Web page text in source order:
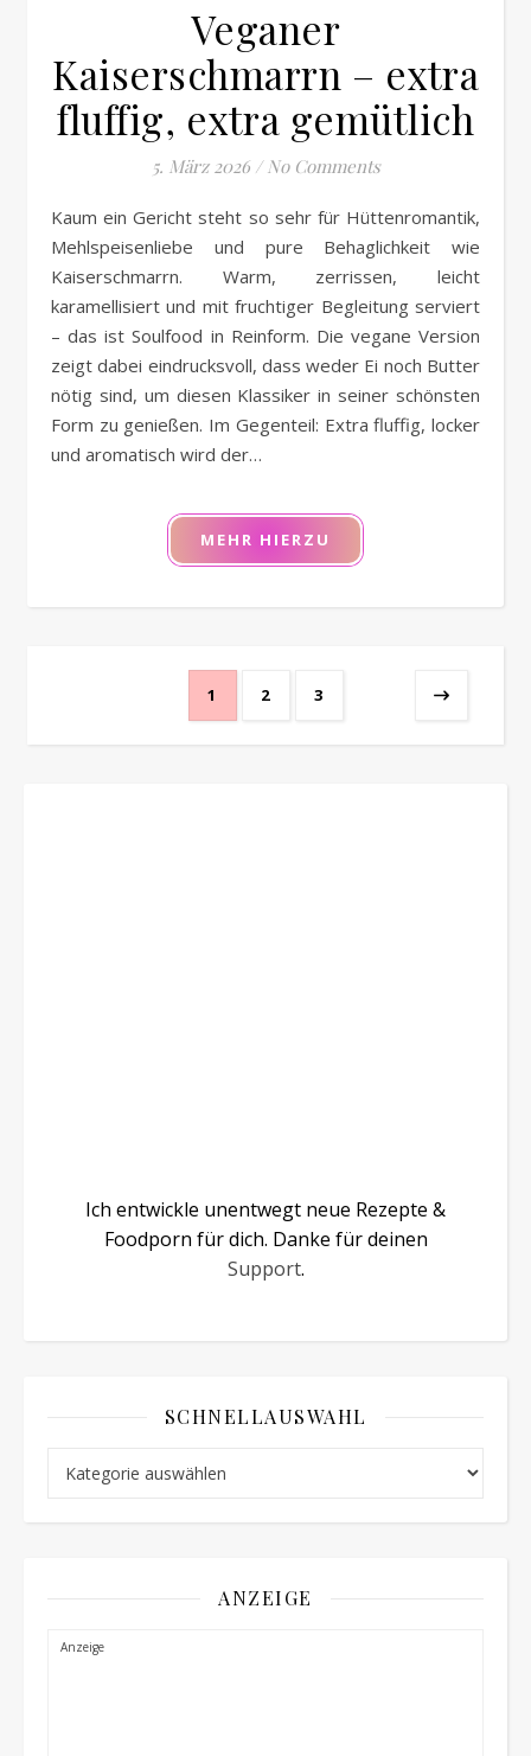
Veganer
Kaiserschmarrn – extra
fluffig, extra gemütlich
5. März 2026 / No Comments
Kaum ein Gericht steht so sehr für Hüttenromantik,
Mehlspeisenliebe und pure Behaglichkeit wie
Kaiserschmarrn. Warm, zerrissen, leicht
karamellisiert und mit fruchtiger Begleitung serviert
– das ist Soulfood in Reinform. Die vegane Version
zeigt dabei eindrucksvoll, dass weder Ei noch Butter
nötig sind, um diesen Klassiker in seiner schönsten
Form zu genießen. Im Gegenteil: Extra fluffig, locker
und aromatisch wird der…
MEHR HIERZU
1 2 3
Ich entwickle unentwegt neue Rezepte &
Foodporn für dich. Danke für deinen
Support.
SCHNELLAUSWAHL
ANZEIGE